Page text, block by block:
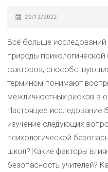
22/12/2022
Всё больше
природы
факторов,
термином понимают
межличностных рисков в
Настоящее исследование
изучение следующих
психологической
школ? Какие факторы
безопасность учителей?